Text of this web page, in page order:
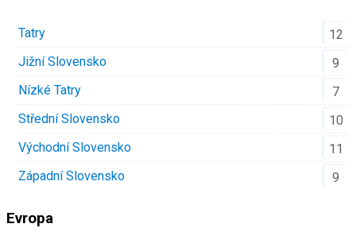
Tatry
12
Jižní Slovensko
9
Nízké Tatry
7
Střední Slovensko
10
Východní Slovensko
11
Západní Slovensko
9
Evropa